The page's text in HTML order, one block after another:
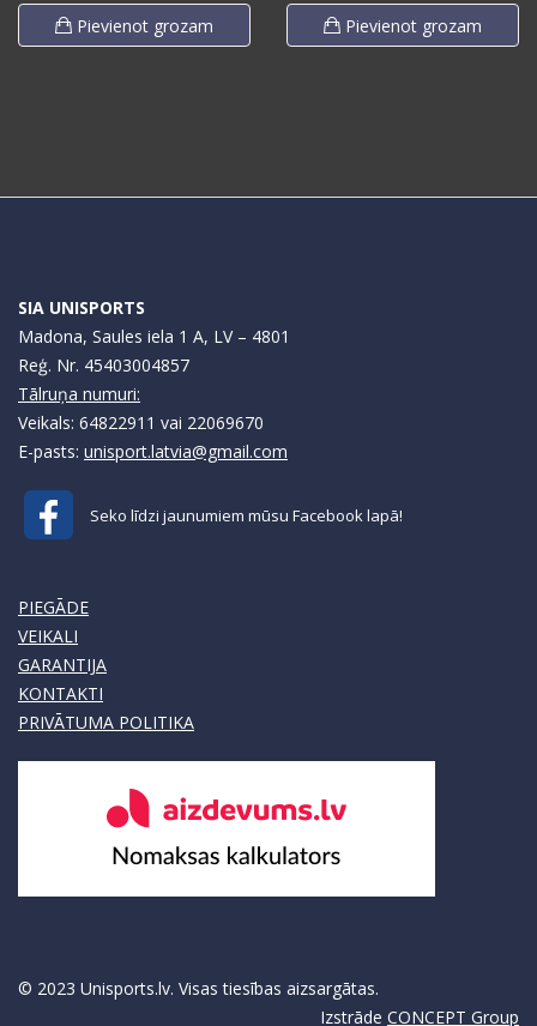
Pievienot grozam Pievienot grozam
SIA UNISPORTS
Madona, Saules iela 1 A, LV – 4801
Reģ. Nr. 45403004857
Tālruņa numuri:
Veikals: 64822911 vai 22069670
E-pasts: unisport.latvia@gmail.com
Seko līdzi jaunumiem mūsu Facebook lapā!
PIEGĀDE
VEIKALI
GARANTIJA
KONTAKTI
PRIVĀTUMA POLITIKA
© 2023 Unisports.lv. Visas tiesības aizsargātas.
Izstrāde CONCEPT Group